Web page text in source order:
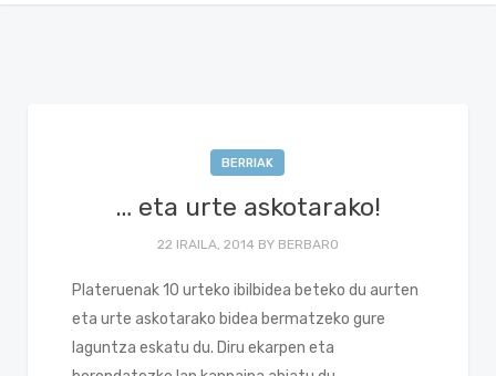
BERRIAK
… eta urte askotarako!
22 IRAILA, 2014 BY BERBARO
Plateruenak 10 urteko ibilbidea beteko du aurten
eta urte askotarako bidea bermatzeko gure
laguntza eskatu du. Diru ekarpen eta